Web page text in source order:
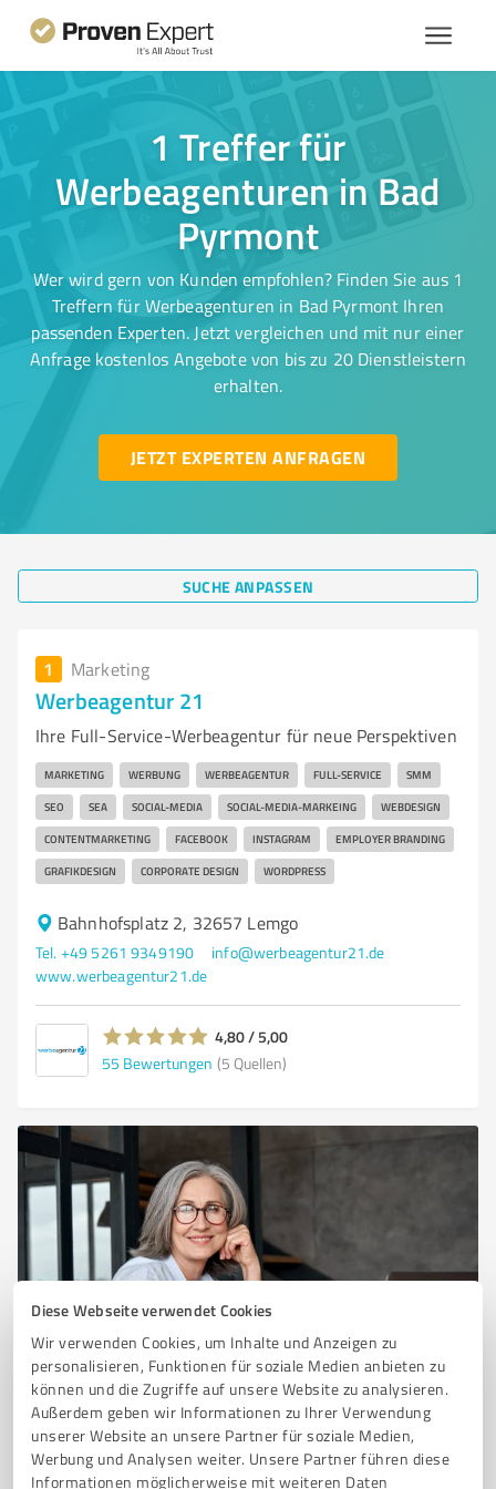
Diese Webseite verwendet Cookies
Wir verwenden Cookies, um Inhalte und Anzeigen zu
personalisieren, Funktionen für soziale Medien anbieten zu
können und die Zugriffe auf unsere Website zu analysieren.
Außerdem geben wir Informationen zu Ihrer Verwendung
unserer Website an unsere Partner für soziale Medien,
Werbung und Analysen weiter. Unsere Partner führen diese
Informationen möglicherweise mit weiteren Daten
1 Treffer für
Werbeagenturen in Bad
Pyrmont
Wer wird gern von Kunden empfohlen? Finden Sie aus 1
Treffern für Werbeagenturen in Bad Pyrmont Ihren
passenden Experten. Jetzt vergleichen und mit nur einer
Anfrage kostenlos Angebote von bis zu 20 Dienstleistern
erhalten.
JETZT EXPERTEN ANFRAGEN
SUCHE ANPASSEN
1 Marketing
Werbeagentur 21
Ihre Full-Service-Werbeagentur für neue Perspektiven
MARKETING WERBUNG WERBEAGENTUR FULL-SERVICE SMM
SEO SEA SOCIAL-MEDIA SOCIAL-MEDIA-MARKEING WEBDESIGN
CONTENTMARKETING FACEBOOK INSTAGRAM EMPLOYER BRANDING
GRAFIKDESIGN CORPORATE DESIGN WORDPRESS
Bahnhofsplatz 2, 32657 Lemgo
Tel. +49 5261 9349190
info@werbeagentur21.de
www.werbeagentur21.de
4,80 / 5,00
55 Bewertungen (5 Quellen)
Sie möchten auch hier gelistet werden?
Registrieren Sie sich jetzt und werden Sie ein von
Kunden empfohlener ProvenExpert!